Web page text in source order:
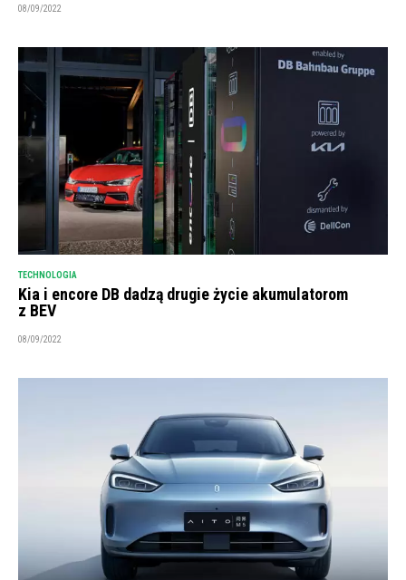
08/09/2022
TECHNOLOGIA
Kia i encore DB dadzą drugie życie akumulatorom
z BEV
08/09/2022